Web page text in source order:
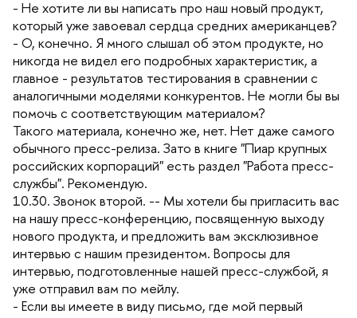
- Не хотите ли вы написать про наш новый продукт,
который уже завоевал сердца средних американцев?
- О, конечно. Я много слышал об этом продукте, но
никогда не видел его подробных характеристик, а
лавное - результатов тестирования в сравнении с
аналогичными моделями конкурентов. Не могли бы вы
помочь с соответствующим материалом?
Такого материала, конечно же, нет. Нет даже самого
обычного пресс-релиза. Зато в книге "Пиар крупных
российских корпораций" есть раздел "Работа пресс-
службы". Рекомендую.
10.30. Звонок второй. -- Мы хотели бы пригласить вас
на нашу пресс-конференцию, посвященную выходу
нового продукта, и предложить вам эксклюзивное
интервью с нашим президентом. Вопросы для
интервью, подготовленные нашей пресс-службой, я
уже отправил вам по мейлу.
- Если вы имеете в виду письмо, где мой первый